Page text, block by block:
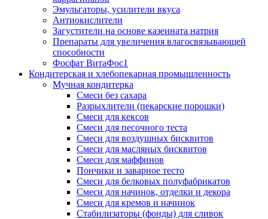
Эмульгаторы, усилители вкуса
Антиокислители
Загустители на основе казеината натрия
Препараты для увеличения влагосвязывающей
способности
Фосфат ВитаФос1
Кондитерская и хлебопекарная промышленность
Мучная кондитерка
Смеси без сахара
Разрыхлители (пекарские порошки)
Смеси для кексов
Смеси для песочного теста
Смеси для воздушных бисквитов
Смеси для масляных бисквитов
Смеси для маффинов
Пончики и заварное тесто
Cмеси для белковых полуфабрикатов
Смеси для начинок, отделки и декора
Смеси для кремов и начинок
Стабилизаторы (фонды) для сливок